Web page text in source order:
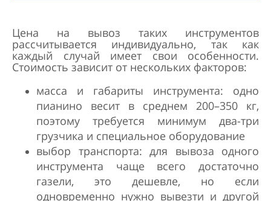
Цена на вывоз таких инструментов
рассчитывается индивидуально, так как
каждый случай имеет свои особенности.
Стоимость зависит от нескольких факторов:
масса и габариты инструмента: одно
пианино весит в среднем 200–350 кг,
поэтому требуется минимум два-три
грузчика и специальное оборудование
выбор транспорта: для вывоза одного
инструмента чаще всего достаточно
газели, это дешевле, но если
одновременно нужно вывезти и другой